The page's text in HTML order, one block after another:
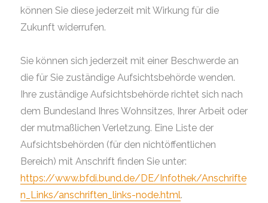
können Sie diese jederzeit mit Wirkung für die
Zukunft widerrufen.
Sie können sich jederzeit mit einer Beschwerde an
die für Sie zuständige Aufsichtsbehörde wenden.
Ihre zuständige Aufsichtsbehörde richtet sich nach
dem Bundesland Ihres Wohnsitzes, Ihrer Arbeit oder
der mutmaßlichen Verletzung. Eine Liste der
Aufsichtsbehörden (für den nichtöffentlichen
Bereich) mit Anschrift finden Sie unter:
https://www.bfdi.bund.de/DE/Infothek/Anschrifte
n_Links/anschriften_links-node.html.